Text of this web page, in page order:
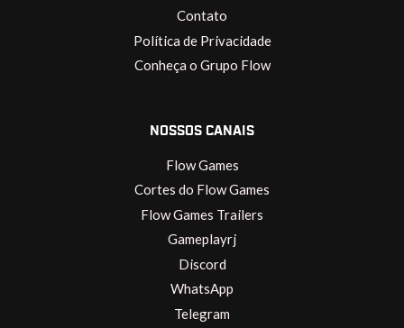
Contato
Política de Privacidade
Conheça o Grupo Flow
NOSSOS CANAIS
Flow Games
Cortes do Flow Games
Flow Games Trailers
Gameplayrj
Discord
WhatsApp
Telegram